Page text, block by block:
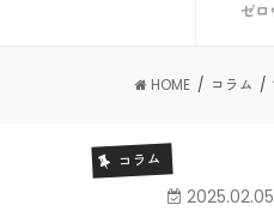
ゼロ
HOME コラム
コラム
2025.02.05